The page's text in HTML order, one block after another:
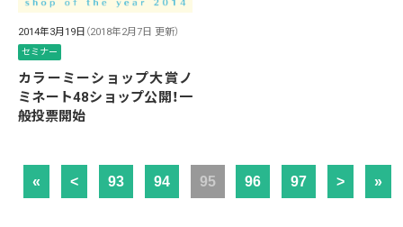
2014年3月19日 （2018年2月7日 更新）
セミナー
カラーミーショップ大賞ノ
ミネート48ショップ公開！一
般投票開始
« < 93 94 95 96 97 > »